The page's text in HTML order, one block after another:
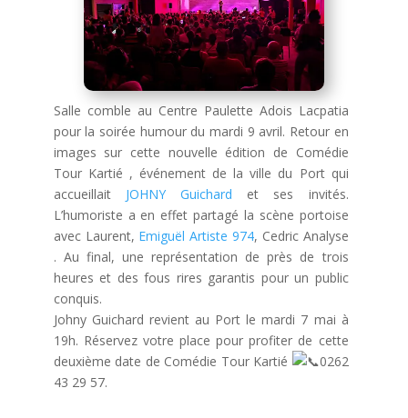
Salle comble au Centre Paulette Adois Lacpatia
pour la soirée humour du mardi 9 avril. Retour en
images sur cette nouvelle édition de Comédie
Tour Kartié , événement de la ville du Port qui
accueillait JOHNY Guichard et ses invités.
L’humoriste a en effet partagé la scène portoise
avec Laurent, Emiguël Artiste 974, Cedric Analyse
. Au final, une représentation de près de trois
heures et des fous rires garantis pour un public
conquis.
Johny Guichard revient au Port le mardi 7 mai à
19h. Réservez votre place pour profiter de cette
deuxième date de Comédie Tour Kartié
0262
43 29 57.